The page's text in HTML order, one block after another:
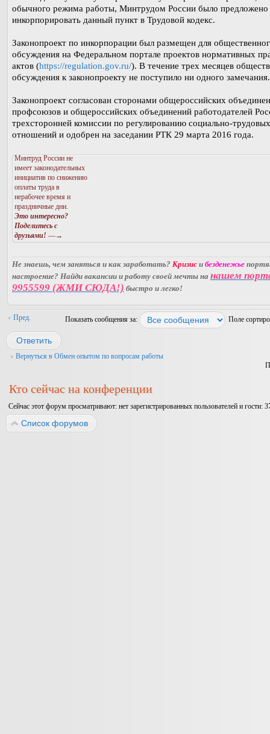
обычного режима работы, Минтрудом России было предложено
инкорпорировать данный пункт в Трудовой кодекс.
Законопроект по инкорпорации был размещен для
обсуждения на Федеральном портале проектов нормативных
актов (https://regulation.gov.ru/). В течение трех месяцев
обсуждения к законопроекту не поступило ни одного замечания.
Законопроект согласован сторонами общероссийских
профсоюзов и общероссийских объединений работодателей
трехсторонней комиссии по регулированию социально-трудовых
отношений и одобрен на заседании РТК 29 марта 2016 года.
Минтруд России не
имеет законодательных
инициатив по снижению
оплаты труда в
нерабочее время и
праздничные дни.
Это интересно?
Поделитесь с
друзьями! —→
Не знаешь, чем заняться и как заработать? Кризис и безденежье
настроение? Найди вакансии и работу своей мечты на нашем
9955599 (ЖМИ СЮДА!) быстро и легко!
Пред. Показать сообщения за: Поле
Ответить
Вернуться в Обмен опытом по вопросам работы
Кто сейчас на конференции
Сейчас этот форум просматривают: нет зарегистрированных пользователей и гости:
Список форумов